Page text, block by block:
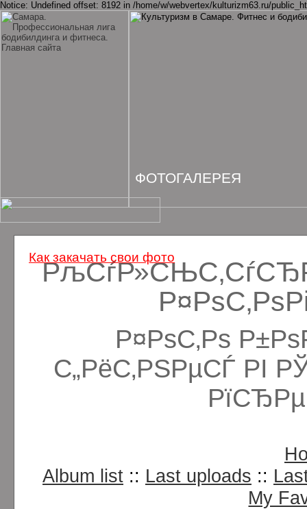
Notice: Undefined offset: 8192 in /home/w/webvertex/kulturizm63.ru/
Р¤РѕС‚Рѕ
С„РёС‚РЅРµСЃ РІ
Album list :: Last uploads ::
My
ФОТОГАЛЕРЕЯ
Как закачать свои фото